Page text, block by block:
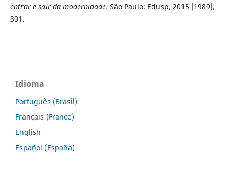
entrar e sair da modernidade. São Paulo: Edusp, 2015 [1989],
301.
Idioma
Português (Brasil)
Français (France)
English
Español (España)